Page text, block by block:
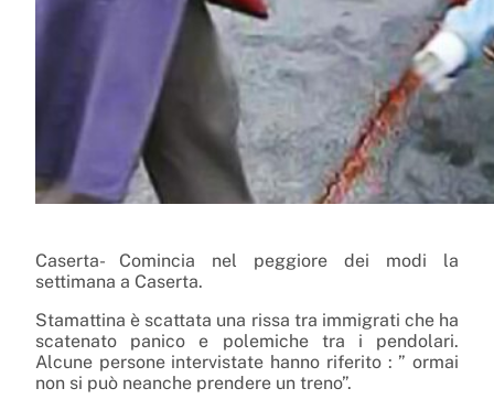
Caserta- Comincia nel peggiore dei modi la
settimana a Caserta.
Stamattina è scattata una rissa tra immigrati che ha
scatenato panico e polemiche tra i pendolari.
Alcune persone intervistate hanno riferito : ” ormai
non si può neanche prendere un treno”.